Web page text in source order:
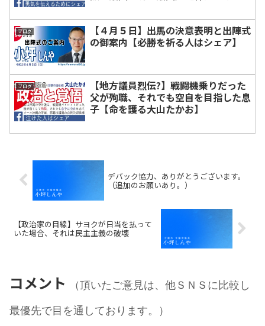
ブログ
【４月５日】出馬の決意表明と出陣式
の御案内【必勝を祈る人はシェア】
ブログ
【地方議員烈伝?】戦闘機乗りだった
父が殉職、それでも空自を目指した息
子【命を護る大山たかお】
デバック協力、ありがとうございます。
（追加のお願いあり。）
【政治家の目線】サヨクが日当を払って
いた場合、それは民主主義の破壊
コメント
（頂いたご意見は、他ＳＮＳに比較し
最優先で目を通しております。）